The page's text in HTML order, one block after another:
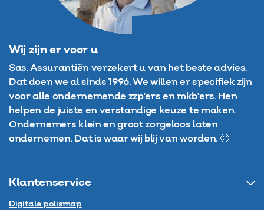
Wij zijn er voor u
Sas. Assurantiën verzekert u van het beste advies.
Dat doen we al sinds 1996. We willen er specifiek zijn
voor alle ondernemende zzp'ers en mkb'ers. Hen
helpen de juiste en verstandige keuze te maken.
Ondernemers klein en groot zorgeloos laten
ondernemen. Dat is waar wij blij van worden. 🙂
Klantenservice
Digitale polismap